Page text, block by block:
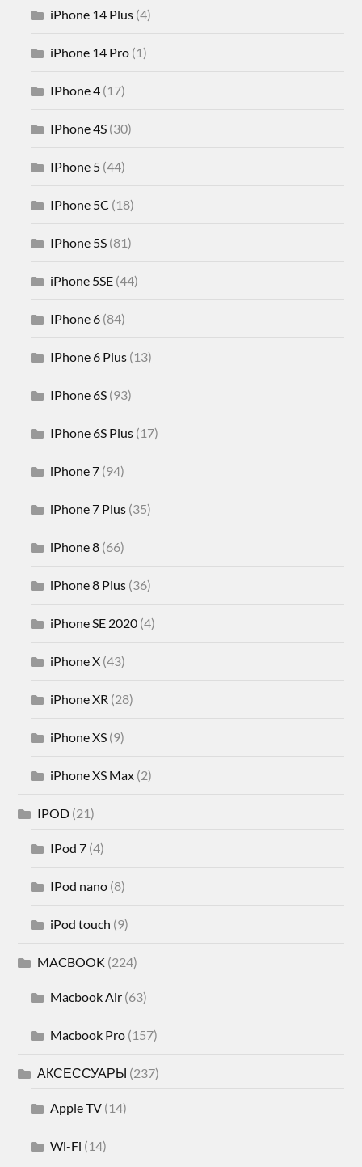
iPhone 14 Plus (4)
iPhone 14 Pro (1)
IPhone 4 (17)
IPhone 4S (30)
IPhone 5 (44)
IPhone 5C (18)
IPhone 5S (81)
iPhone 5SE (44)
IPhone 6 (84)
IPhone 6 Plus (13)
IPhone 6S (93)
IPhone 6S Plus (17)
iPhone 7 (94)
iPhone 7 Plus (35)
iPhone 8 (66)
iPhone 8 Plus (36)
iPhone SE 2020 (4)
iPhone X (43)
iPhone XR (28)
iPhone XS (9)
iPhone XS Max (2)
IPOD (21)
IPod 7 (4)
IPod nano (8)
iPod touch (9)
MACBOOK (224)
Macbook Air (63)
Macbook Pro (157)
АКСЕССУАРЫ (237)
Apple TV (14)
Wi-Fi (14)